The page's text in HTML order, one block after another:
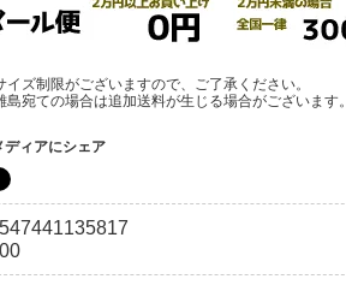
ズ制限がございますので、ご了承ください。
宛ての場合は追加送料が生じる場合がございます。
ディアにシェア